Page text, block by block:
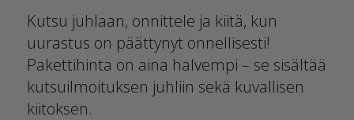
Kutsu juhlaan, onnittele ja kiitä, kun
uurastus on päättynyt onnellisesti!
Pakettihinta on aina halvempi – se sisältää
kutsuilmoituksen juhliin sekä kuvallisen
kiitoksen.